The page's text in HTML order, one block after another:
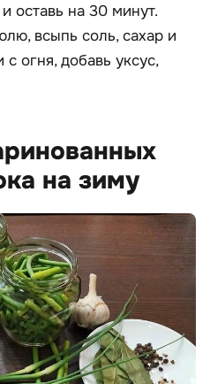
оставь на 30 минут.
всыпь соль, сахар и
огня, добавь уксус,
на зиму